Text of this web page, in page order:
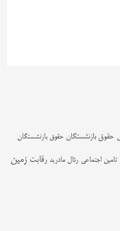
حقوق بازنشستگان حقوق بازنشستگان
اجتماعی رئال مادرید رقابت زمین